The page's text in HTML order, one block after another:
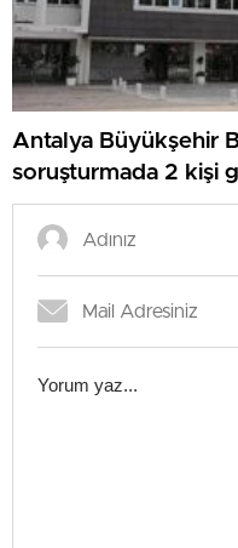
Antalya Büyükşehir
soruşturmada 2 kişi